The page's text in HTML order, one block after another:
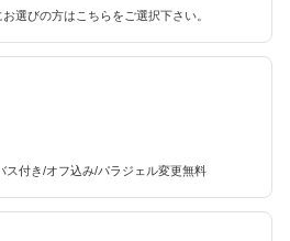
選びの方はこちらをご選択下さい。
ス付き/オフ込み/パラジェル変更無料